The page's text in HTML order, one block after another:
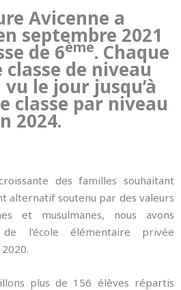
Avicenne a
septembre 2021
de 6ème. Chaque
classe de niveau
le jour jusqu’à
classe par niveau
2024.
des familles souhaitant
alternatif soutenu par des valeurs
et musulmanes, nous avons
l’école élémentaire privée
plus de 156 élèves répartis